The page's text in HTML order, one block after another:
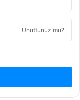
Unuttunuz mu?